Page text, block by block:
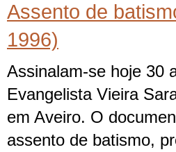
Assento de
1996)
Assinalam-se hoje 30
Evangelista Vieira
em Aveiro. O
assento de batismo,